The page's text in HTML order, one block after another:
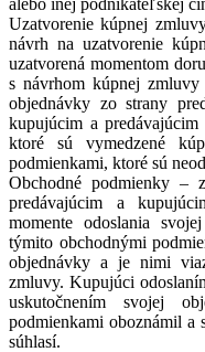
Uzatvorenie kúpnej
návrh na uzatvorenie
uzatvorená momentom
s návrhom kúpnej
objednávky zo strany
kupujúcim a
ktoré sú vymedzené
podmienkami, ktoré sú
Obchodné podmienky –
predávajúcim a
momente odoslania
týmito obchodnými
objednávky a je nimi
zmluvy. Kupujúci
uskutočnením svojej
podmienkami oboznámil a
súhlasí.